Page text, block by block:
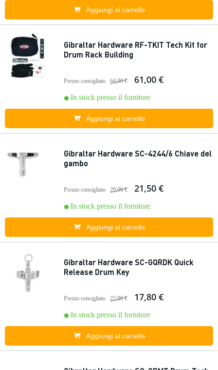
Aggiungi al carrello
Gibraltar Hardware RF-TKIT Tech Kit for
Drum Rack Building
Prezzo consigliato 64,00 € 61,00 €
In stock presso il fornitore
Aggiungi al carrello
Gibraltar Hardware SC-4244/6 Chiave del
gambo
Prezzo consigliato 29,00 € 21,50 €
In stock presso il fornitore
Aggiungi al carrello
Gibraltar Hardware SC-GQRDK Quick
Release Drum Key
Prezzo consigliato 22,00 € 17,80 €
In stock presso il fornitore
Aggiungi al carrello